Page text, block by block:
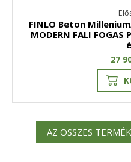
FINLO Beton
MODERN FALI FOGAS
27
AZ ÖSSZES